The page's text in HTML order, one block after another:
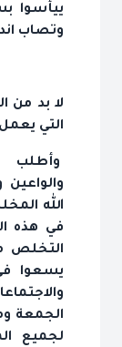
ييأسوا
وتصاب
لا بد من
التي
وأطلب
الله
في هذه
التخلص
يسعوا
الجمعة
لجميع